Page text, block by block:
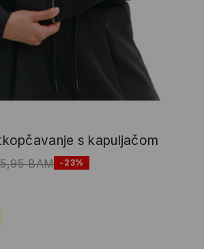
s kapuljačom
BAM -23%